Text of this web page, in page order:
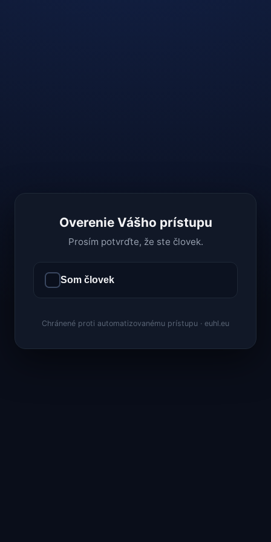
Overenie Vášho prístupu
Prosím potvrďte, že ste človek.
Som človek
Chránené proti automatizovanému prístupu · euhl.eu